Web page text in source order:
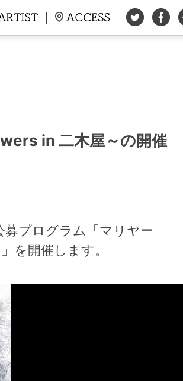
in 二木屋～の開催
プログラム「マリヤー
を開催します。